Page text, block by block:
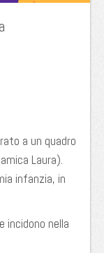
a un quadro
Laura).
infanzia, in
incidono nella